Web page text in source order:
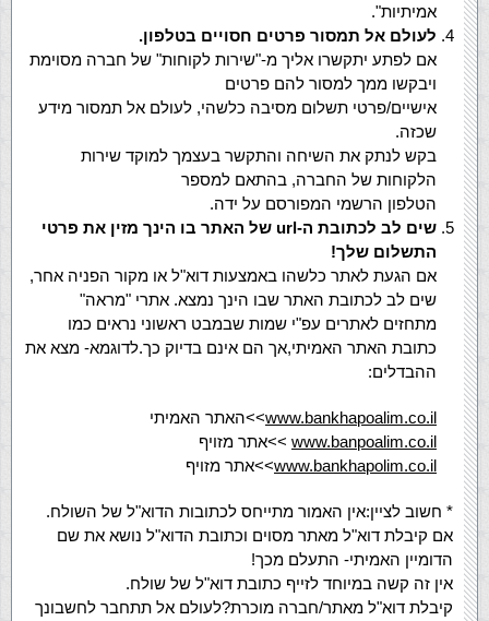
אמיתיות".
לעולם אל תמסור פרטים חסויים בטלפון.
אם לפתע יתקשרו אליך מ-"שירות לקוחות" של חברה מסוימת
ויבקשו ממך למסור להם פרטים
אישיים/פרטי תשלום מסיבה כלשהי, לעולם אל תמסור מידע
שכזה.
בקש לנתק את השיחה והתקשר בעצמך למוקד שירות
הלקוחות של החברה, בהתאם למספר
הטלפון הרשמי המפורסם על ידה.
שים לב לכתובת ה-
url של האתר בו הינך מזין את פרטי
התשלום שלך!
אם הגעת לאתר כלשהו באמצעות דוא"ל או מקור הפניה אחר,
שים לב לכתובת האתר שבו הינך נמצא. אתרי "מראה"
מתחזים לאתרים עפ"י שמות שבמבט ראשוני נראים כמו
כתובת האתר האמיתי,אך הם אינם בדיוק כך.לדוגמא- מצא את
ההבדלים:
www.bankhapoalim.co.il>>האתר האמיתי
www.banpoalim.co.il >>אתר מזויף
www.bankhapolim.co.il>>אתר מזויף
* חשוב לציין:אין האמור מתייחס לכתובות הדוא"ל של השולח.
אם קיבלת דוא"ל מאתר מסוים וכתובת הדוא"ל נושא את שם
הדומיין האמיתי- התעלם מכך!
אין זה קשה במיוחד לזייף כתובת דוא"ל של שולח.
קיבלת דוא"ל מאתר/חברה מוכרת?לעולם אל תתחבר לחשבונך